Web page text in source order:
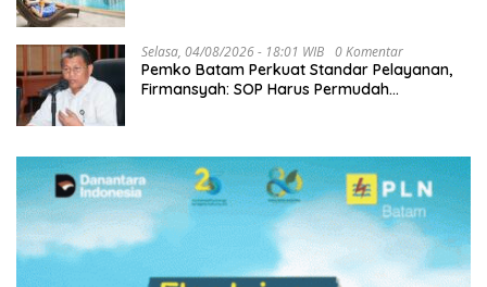
Selasa, 04/08/2026 - 18:01 WIB 0 Komentar
Pemko Batam Perkuat Standar Pelayanan,
Firmansyah: SOP Harus Permudah